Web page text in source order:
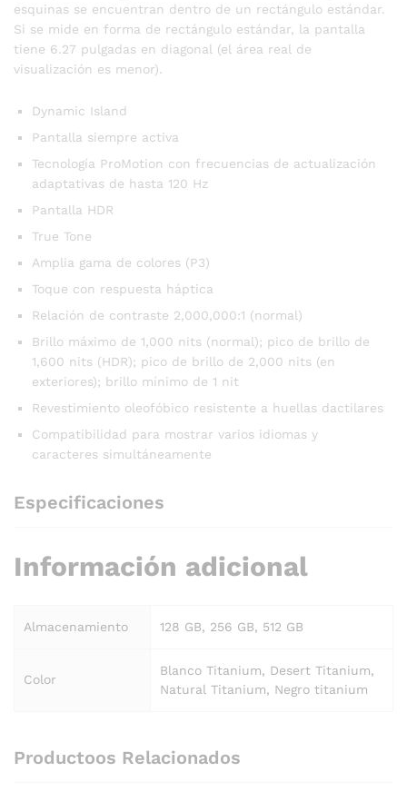
esquinas se encuentran dentro de un rectángulo estándar.
Si se mide en forma de rectángulo estándar, la pantalla
tiene 6.27 pulgadas en diagonal (el área real de
visualización es menor).
Dynamic Island
Pantalla siempre activa
Tecnología ProMotion con frecuencias de actualización
adaptativas de hasta 120 Hz
Pantalla HDR
True Tone
Amplia gama de colores (P3)
Toque con respuesta háptica
Relación de contraste 2,000,000:1 (normal)
Brillo máximo de 1,000 nits (normal); pico de brillo de
1,600 nits (HDR); pico de brillo de 2,000 nits (en
exteriores); brillo mínimo de 1 nit
Revestimiento oleofóbico resistente a huellas dactilares
Compatibilidad para mostrar varios idiomas y
caracteres simultáneamente
Especificaciones
Información adicional
Almacenamiento 128 GB, 256 GB, 512 GB
Color
Blanco Titanium, Desert Titanium,
Natural Titanium, Negro titanium
Productoos Relacionados